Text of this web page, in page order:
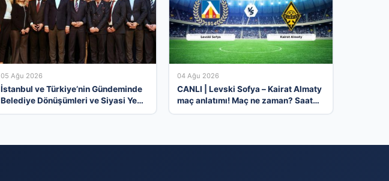
05 Ağu 2026
İstanbul ve Türkiye’nin Gündeminde
Belediye Dönüşümleri ve Siyasi Yeni
04 Ağu 2026
CANLI | Levski Sofya – Kairat Almaty
maç anlatımı! Maç ne zaman? Saat